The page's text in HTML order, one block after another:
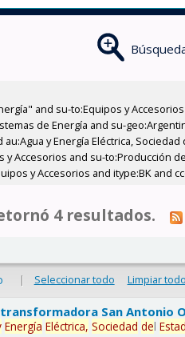
and su-to:Equipos y
de Energía and su-
y Energía Eléctrica,
y Accesorios and su-to:Producción
y Accesorios and itype:BK and
4 resultados.
| Seleccionar todo Limpiar todo
San Antonio
Energía Eléctrica, Sociedad del